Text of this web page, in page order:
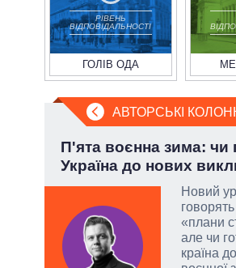
РІВЕНЬ
ВІДПОВІДАЛЬНОСТІ
ГОЛІВ ОДА
АВТОРСЬКІ
П'ята воєнна зима: чи
Україна до нових
Новий
«плани
але чи
країна